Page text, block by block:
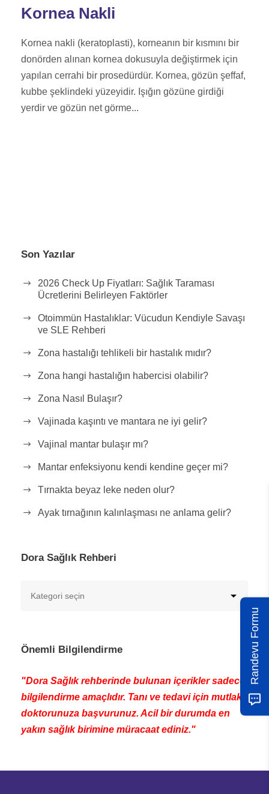
Kornea Nakli
Kornea nakli (keratoplasti), korneanın bir kısmını bir
donörden alınan kornea dokusuyla değiştirmek için
yapılan cerrahi bir prosedürdür. Kornea, gözün şeffaf,
kubbe şeklindeki yüzeyidir. Işığın gözüne girdiği
yerdir ve gözün net görme...
Son Yazılar
2026 Check Up Fiyatları: Sağlık Taraması
Ücretlerini Belirleyen Faktörler
Otoimmün Hastalıklar: Vücudun Kendiyle Savaşı
ve SLE Rehberi
Zona hastalığı tehlikeli bir hastalık mıdır?
Zona hangi hastalığın habercisi olabilir?
Zona Nasıl Bulaşır?
Vajinada kaşıntı ve mantara ne iyi gelir?
Vajinal mantar bulaşır mı?
Mantar enfeksiyonu kendi kendine geçer mi?
Tırnakta beyaz leke neden olur?
Ayak tırnağının kalınlaşması ne anlama gelir?
Dora Sağlık Rehberi
Önemli Bilgilendirme
"Dora Sağlık rehberinde bulunan içerikler sadece
bilgilendirme amaçlıdır. Tanı ve tedavi için mutlaka
doktorunuza başvurunuz. Acil bir durumda en
yakın sağlık birimine müracaat ediniz."
Randevu Formu